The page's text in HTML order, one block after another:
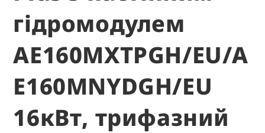
гідромодулем
AE160MXTPGH/EU/A
E160MNYDGH/EU
16кВт, трифазний